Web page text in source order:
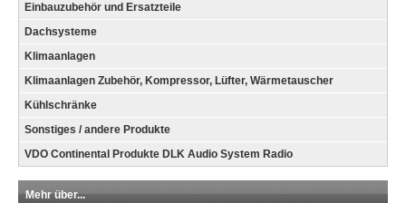
Einbauzubehör und Ersatzteile
Dachsysteme
Klimaanlagen
Klimaanlagen Zubehör, Kompressor, Lüfter, Wärmetauscher
Kühlschränke
Sonstiges / andere Produkte
VDO Continental Produkte DLK Audio System Radio
Mehr über...